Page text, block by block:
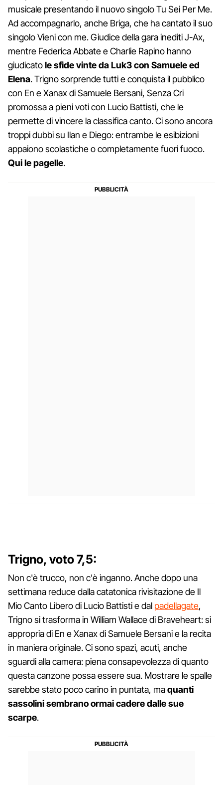
musicale presentando il nuovo singolo Tu Sei Per Me.
Ad accompagnarlo, anche Briga, che ha cantato il suo
singolo Vieni con me. Giudice della gara inediti J-Ax,
mentre Federica Abbate e Charlie Rapino hanno
giudicatole sfide vinte da Luk3 con Samuele ed
Elena. Trigno sorprende tutti e conquista il pubblico
con En e Xanax di Samuele Bersani, Senza Cri
promossa a pieni voti con Lucio Battisti, che le
permette di vincere la classifica canto. Ci sono ancora
troppi dubbi su Ilan e Diego: entrambe le esibizioni
appaiono scolastiche o completamente fuori fuoco.
Qui le pagelle.
Trigno, voto 7,5:
Non c'è trucco, non c'è inganno. Anche dopo una
settimana reduce dalla catatonica rivisitazione de Il
Mio Canto Libero di Lucio Battisti e dal padellagate,
Trigno si trasforma in William Wallace di Braveheart: si
appropria di En e Xanax di Samuele Bersani e la recita
in maniera originale. Ci sono spazi, acuti, anche
sguardi alla camera: piena consapevolezza di quanto
questa canzone possa essere sua. Mostrare le spalle
sarebbe stato poco carino in puntata, maquanti
sassolini sembrano ormai cadere dalle sue
scarpe.